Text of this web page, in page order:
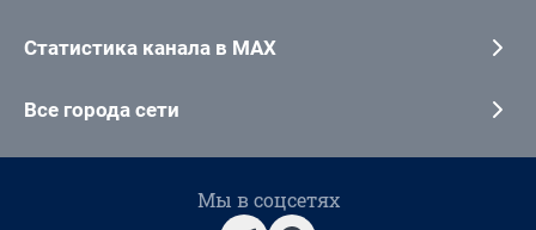
Статистика канала в MAX
Все города сети
Мы в соцсетях